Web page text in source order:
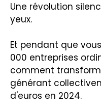
Une révolution
yeux.
Et pendant que
000 entreprises
comment
générant
d'euros en 2024.